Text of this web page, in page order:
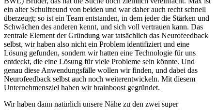
ein alter Schulfreund von beiden und war daher auch recht schnell
überzeugt; so ist ein Team entstanden, in dem jeder die Stärken und
Schwächen des anderen kennt, und sich voll vertrauen kann. Das
zentrale Element der Gründung war tatsächlich das Neurofeedback
selbst, wir haben also nicht ein Problem identifiziert und eine
Lösung gefunden, sondern wir hatten eine Technologie für uns
entdeckt, die eine Lösung für viele Probleme sein könnte. Und
genau diese Anwendungsfälle wollen wir finden, und dabei das
Neurofeedback selbst auch noch weiterentwickeln. Mit diesem
Unternehmensziel haben wir brainboost gegründet.
Wir haben dann natürlich unsere Nähe zu den zwei super